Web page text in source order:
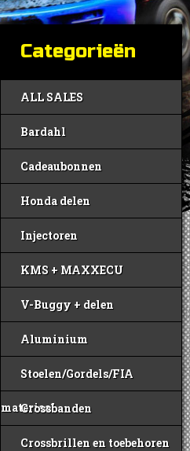
Categorieën
ALL SALES
Bardahl
Cadeaubonnen
Honda delen
Injectoren
KMS + MAXXECU
V-Buggy + delen
Aluminium
Stoelen/Gordels/FIA
materiaal
Crossbanden
Crossbrillen en toebehoren